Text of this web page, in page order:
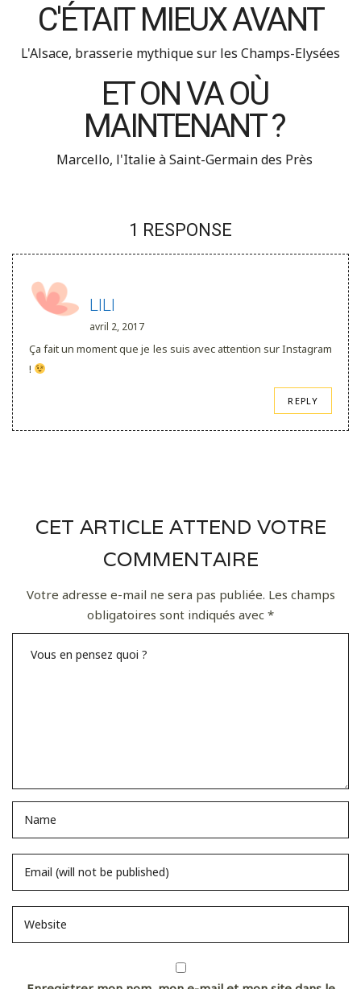
C'ÉTAIT MIEUX AVANT
L'Alsace, brasserie mythique sur les Champs-Elysées
ET ON VA OÙ
MAINTENANT ?
Marcello, l'Italie à Saint-Germain des Près
1 RESPONSE
LILI
avril 2, 2017
Ça fait un moment que je les suis avec attention sur Instagram
!
REPLY
CET ARTICLE ATTEND VOTRE
COMMENTAIRE
Votre adresse e-mail ne sera pas publiée. Les champs
obligatoires sont indiqués avec *